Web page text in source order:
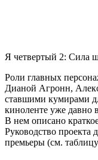
Я четвертый 2: Сила
Роли главных
Дианой Агронн,
ставшими кумирами
киноленте уже давно
В нем описано
Руководство проекта
премьеры (см.